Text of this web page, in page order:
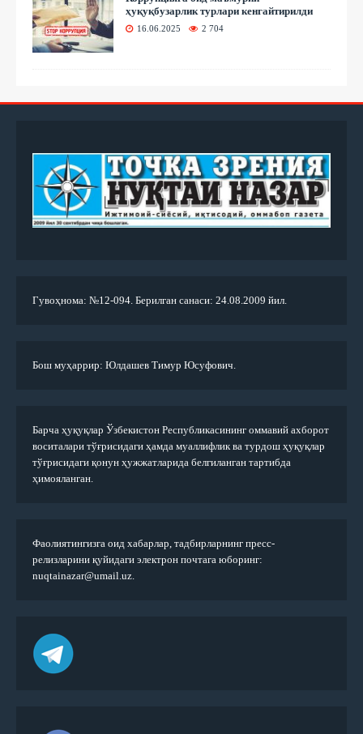
ҳуқуқбузарлик турлари кенгайтирилди
16.06.2025 2 704
Гувоҳнома: №12-094. Берилган санаси: 24.08.2009 йил.
Бош муҳаррир: Юлдашев Тимур Юсуфович.
Барча ҳуқуқлар Ўзбекистон Республикасининг оммавий ахборот
воситалари тўғрисидаги ҳамда муаллифлик ва турдош ҳуқуқлар
тўғрисидаги қонун ҳужжатларида белгиланган тартибда
ҳимояланган.
Фаолиятингизга оид хабарлар, тадбирларнинг пресс-
релизларини қуйидаги электрон почтага юборинг:
nuqtainazar@umail.uz.